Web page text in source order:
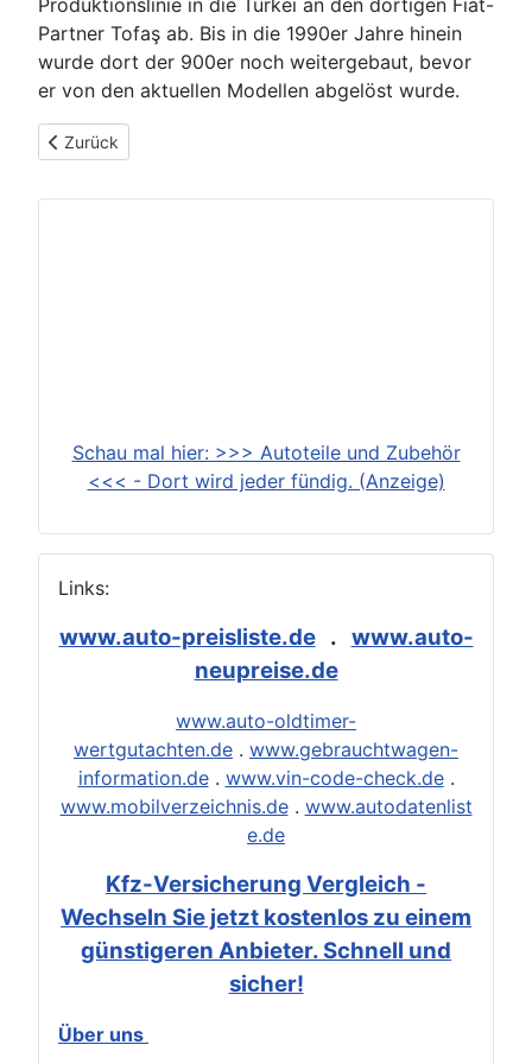
Produktionslinie in die Türkei an den dortigen Fiat-
Partner Tofaş ab. Bis in die 1990er Jahre hinein
wurde dort der 900er noch weitergebaut, bevor
er von den aktuellen Modellen abgelöst wurde.
Vorheriger Beitrag: Fiat 850 (850 N, Coupe, Spider, 850 T)
Zurück
Schau mal hier: >>> Autoteile und Zubehör
<<< - Dort wird jeder fündig. (Anzeige)
Links:
www.auto-preisliste.de. www.auto-
neupreise.de
www.auto-oldtimer-
wertgutachten.de . www.gebrauchtwagen-
information.de. www.vin-code-check.de.
www.mobilverzeichnis.de. www.autodatenlist
e.de
Kfz-Versicherung Vergleich -
Wechseln Sie jetzt kostenlos zu einem
günstigeren Anbieter. Schnell und
sicher!
Über uns